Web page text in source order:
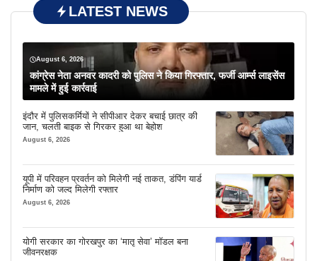
LATEST NEWS
August 6, 2026
कांग्रेस नेता अनवर कादरी को पुलिस ने किया गिरफ्तार, फर्जी आर्म्स लाइसेंस
मामले में हुई कार्रवाई
इंदौर में पुलिसकर्मियों ने सीपीआर देकर बचाई छात्र की
जान, चलती बाइक से गिरकर हुआ था बेहोश
August 6, 2026
यूपी में परिवहन प्रवर्तन को मिलेगी नई ताकत, डंपिंग यार्ड
निर्माण को जल्द मिलेगी रफ्तार
August 6, 2026
योगी सरकार का गोरखपुर का ‘मातृ सेवा’ मॉडल बना
जीवनरक्षक